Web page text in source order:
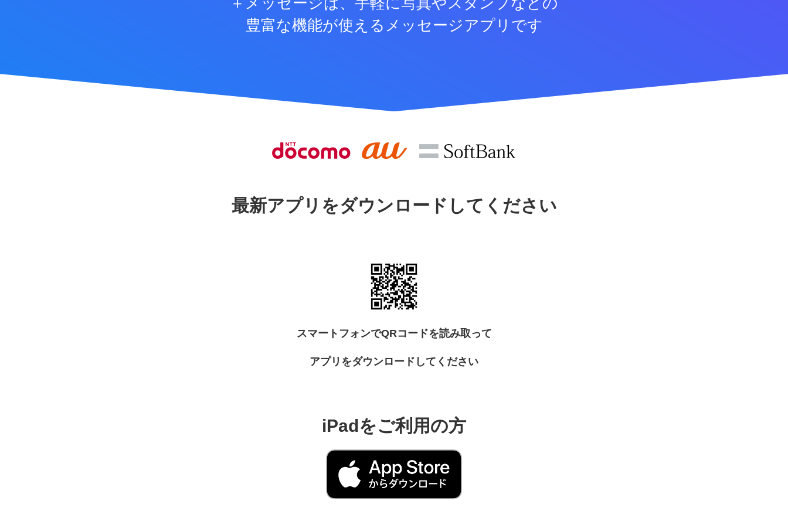
豊富な機能が使えるメッセージアプリです
最新アプリをダウンロードしてください
スマートフォンでQRコードを読み取って
アプリをダウンロードしてください
iPadをご利用の方